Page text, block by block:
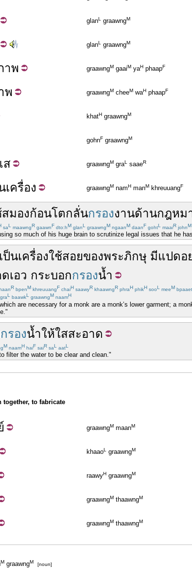
glanL graawngM
glanL graawngM
าพ graawngM gaaiM yaH phaapF
พ graawngM cheeM waH phaapF
khatH graawngM
gohnF graawngM
ส graawngM graL saaeR
ครื่อง graawngM namH manM khreuuangF
สมองก้อนโตกลั่นกรองงานด้านกฎหม
saL maawngR gaawnF dto:hM glanL graawngM ngaanM daanF gohtL maaiR johnM
so much of his huge brain to scrutinize legal issues that he
เป็นเครื่องใช้สอยของพระภิกษุ มีแปดอ
เอว กระบอกกรองน้ำ
R bpenM khreuuangF chaiH saawyR khaawngR phraH phikH sooL meeM bpaaet
graL baawkL graawngM naamH
are necessary for a monk are a monk’s lower garment; a
กรองน้ำให้ใสสะอาด
M naamH haiF saiR saL aatL
filter the water to be clear and clean."
to fabricate
graawngM maanM
khaaoL graawngM
raawyH graawngM
graawngM thaawngM
graawngM thaawngM
M graawngM [noun]